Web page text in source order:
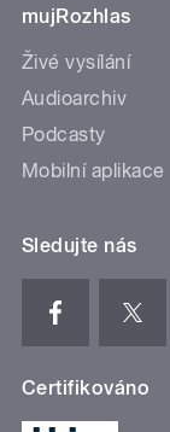
mujRozhlas
Živé vysílání
Audioarchiv
Podcasty
Mobilní aplikace
Sledujte nás
Certifikováno